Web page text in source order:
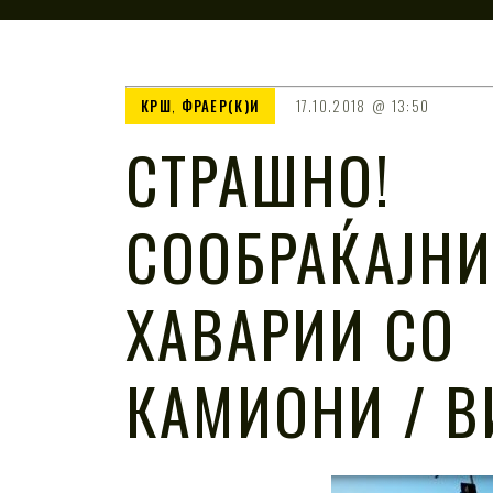
КРШ, ФРАЕР(К)И 17.10.2018 13:50
СТРАШНО!
СООБРАЌАЈНИ
ХАВАРИИ СО
КАМИОНИ /